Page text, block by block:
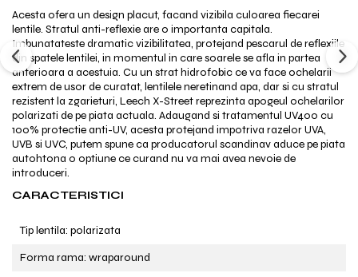
Acesta ofera un design placut, facand vizibila culoarea fiecarei
lentile. Stratul anti-reflexie are o importanta capitala.
Imbunatateste dramatic vizibilitatea, protejand pescarul de reflexiile
din spatele lentilei, in momentul in care soarele se afla in partea
anterioara a acestuia. Cu un strat hidrofobic ce va face ochelarii
extrem de usor de curatat, lentilele neretinand apa, dar si cu stratul
rezistent la zgarieturi, Leech X-Street reprezinta apogeul ochelarilor
polarizati de pe piata actuala. Adaugand si tratamentul UV400 cu
100% protectie anti-UV, acesta protejand impotriva razelor UVA,
UVB si UVC, putem spune ca producatorul scandinav aduce pe piata
autohtona o optiune ce curand nu va mai avea nevoie de
introduceri.
CARACTERISTICI
Tip lentila: polarizata
Forma rama: wraparound